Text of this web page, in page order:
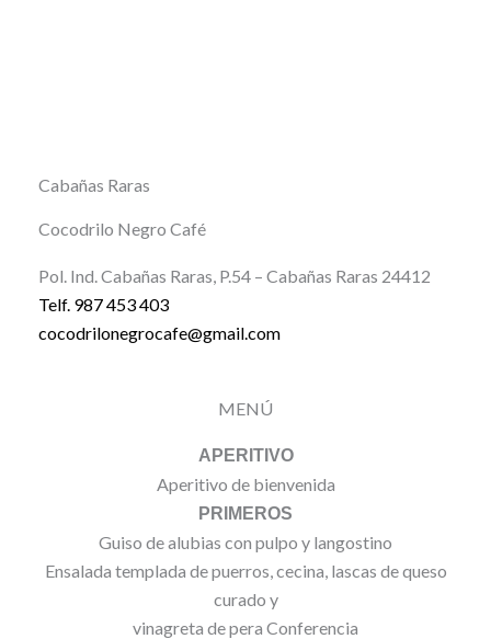
Cabañas Raras
Cocodrilo Negro Café
Pol. Ind. Cabañas Raras, P.54 – Cabañas Raras 24412
Telf. 987 453 403
cocodrilonegrocafe@gmail.com
MENÚ
APERITIVO
Aperitivo de bienvenida
PRIMEROS
Guiso de alubias con pulpo y langostino
Ensalada templada de puerros, cecina, lascas de queso
curado y
vinagreta de pera Conferencia